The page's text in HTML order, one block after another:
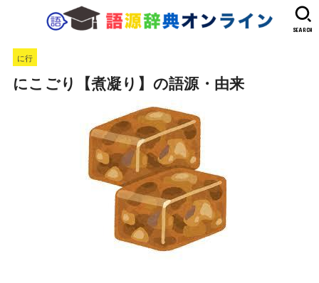
SEARCH
に行
にこごり【煮凝り】の語源・由来